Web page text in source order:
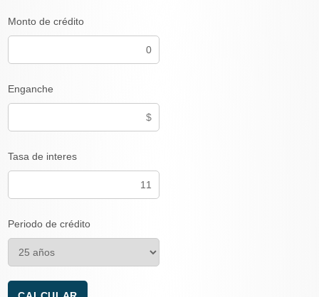
Monto de crédito
Enganche
Tasa de interes
Periodo de crédito